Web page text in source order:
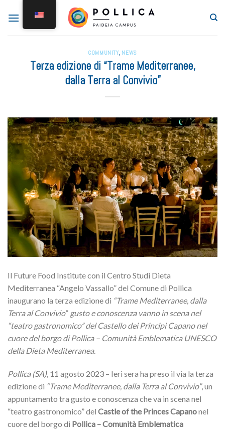
COMMUNITY, NEWS
Terza edizione di “Trame Mediterranee,
dalla Terra al Convivio”
Il Future Food Institute con il Centro Studi Dieta
Mediterranea “Angelo Vassallo” del Comune di Pollica
inaugurano la terza edizione di “Trame Mediterranee, dalla
Terra al Convivio” gusto e conoscenza vanno in scena nel
“teatro gastronomico” del Castello dei Principi Capano nel
cuore del borgo di Pollica – Comunità Emblematica UNESCO
della Dieta Mediterranea.
Pollica (SA), 11 agosto 2023 – Ieri sera ha preso il via la terza
edizione di “Trame Mediterranee, dalla Terra al Convivio”, un
appuntamento tra gusto e conoscenza che va in scena nel
“teatro gastronomico” del Castle of the Princes Capanonel
cuore del borgo di Pollica – Comunità Emblematica